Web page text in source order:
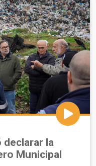
la
Municipal